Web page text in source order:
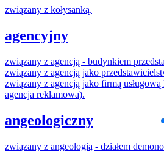
związany z kołysanką.
agencyjny
związany z agencją - budynkiem
związany z agencją jako
związany z agencją jako firmą
agencja reklamowa).
angeologiczny
związany z angeologią - działem